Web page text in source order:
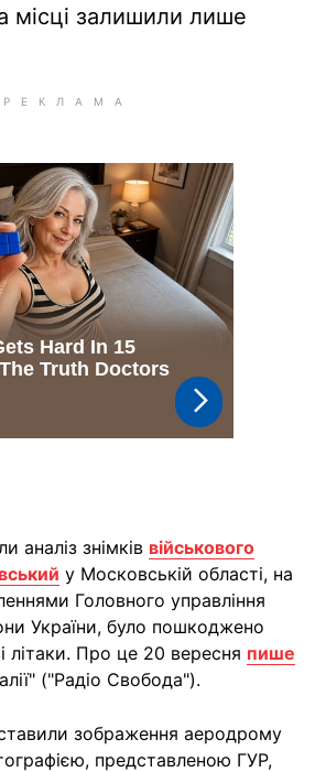
місці залишили лише
аналіз знімків військового
у Московській області, на
Головного управління
України, було пошкоджено
літаки. Про це 20 вересня пише
("Радіо Свобода").
зображення аеродрому
представленою ГУР,